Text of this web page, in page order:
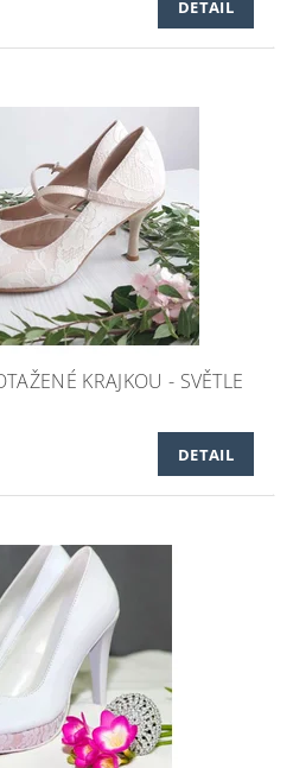
DETAIL
KRAJKOU - SVĚTLE
DETAIL